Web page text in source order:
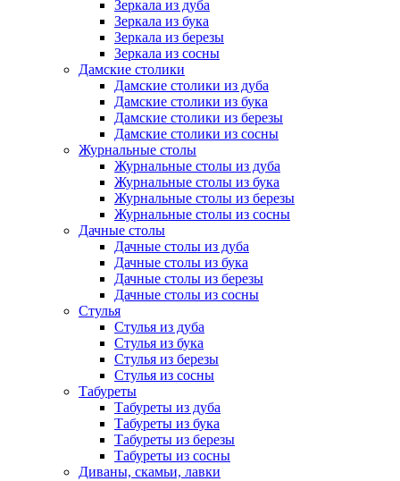
Зеркала из дуба
Зеркала из бука
Зеркала из березы
Зеркала из сосны
Дамские столики
Дамские столики из дуба
Дамские столики из бука
Дамские столики из березы
Дамские столики из сосны
Журнальные столы
Журнальные столы из дуба
Журнальные столы из бука
Журнальные столы из березы
Журнальные столы из сосны
Дачные столы
Дачные столы из дуба
Дачные столы из бука
Дачные столы из березы
Дачные столы из сосны
Стулья
Стулья из дуба
Стулья из бука
Стулья из березы
Стулья из сосны
Табуреты
Табуреты из дуба
Табуреты из бука
Табуреты из березы
Табуреты из сосны
Диваны, скамьи, лавки